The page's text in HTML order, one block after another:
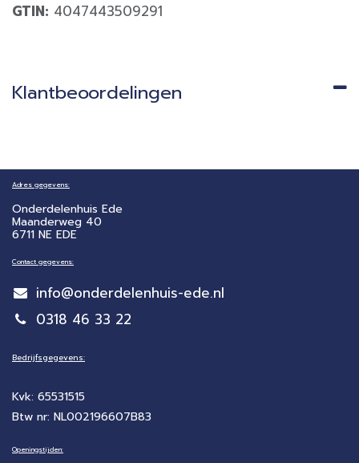
GTIN: 4047443509291
Klantbeoordelingen
Adres gegevens:
Onderdelenhuis Ede
Maanderweg 40
6711 NE EDE
Contact gegevens:
info@onderdelenhuis-ede.nl
0318 46 33 22
Bedrijfsgegevens:
Kvk: 65531515
Btw nr: NL002196607B83
Openingstijden: